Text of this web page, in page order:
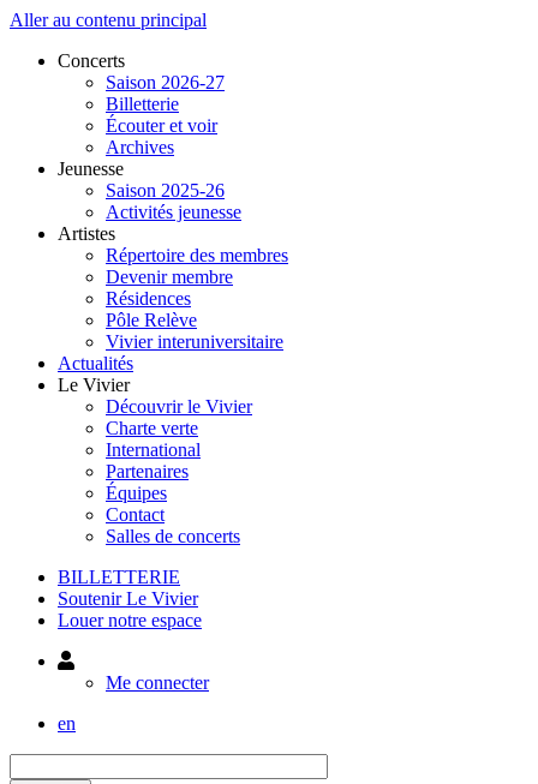
Aller au contenu principal
Concerts
Saison 2026-27
Billetterie
Écouter et voir
Archives
Jeunesse
Saison 2025-26
Activités jeunesse
Artistes
Répertoire des membres
Devenir membre
Résidences
Pôle Relève
Vivier interuniversitaire
Actualités
Le Vivier
Découvrir le Vivier
Charte verte
International
Partenaires
Équipes
Contact
Salles de concerts
BILLETTERIE
Soutenir Le Vivier
Louer notre espace
Utilisateur
Me connecter
en